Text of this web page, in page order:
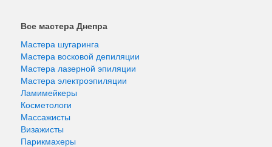
Все мастера Днепра
Мастера шугаринга
Мастера восковой депиляции
Мастера лазерной эпиляции
Мастера электроэпиляции
Ламимейкеры
Косметологи
Массажисты
Визажисты
Парикмахеры